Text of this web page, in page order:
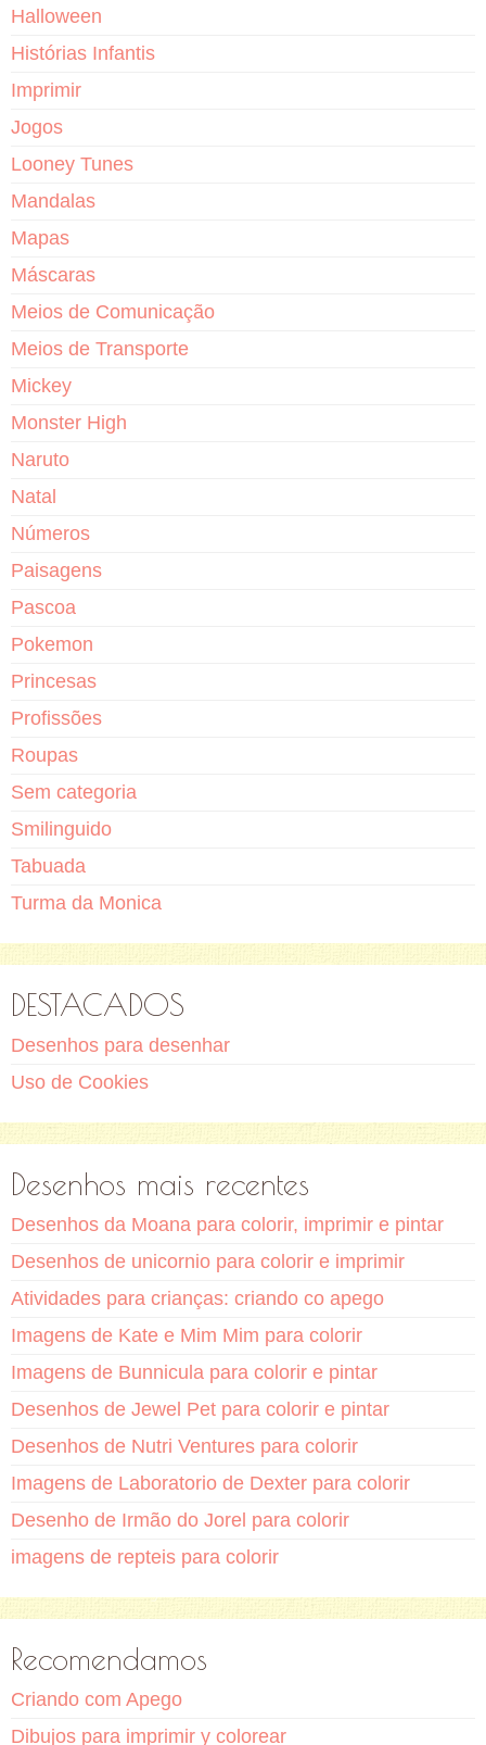
Halloween
Histórias Infantis
Imprimir
Jogos
Looney Tunes
Mandalas
Mapas
Máscaras
Meios de Comunicação
Meios de Transporte
Mickey
Monster High
Naruto
Natal
Números
Paisagens
Pascoa
Pokemon
Princesas
Profissões
Roupas
Sem categoria
Smilinguido
Tabuada
Turma da Monica
DESTACADOS
Desenhos para desenhar
Uso de Cookies
Desenhos mais recentes
Desenhos da Moana para colorir, imprimir e pintar
Desenhos de unicornio para colorir e imprimir
Atividades para crianças: criando co apego
Imagens de Kate e Mim Mim para colorir
Imagens de Bunnicula para colorir e pintar
Desenhos de Jewel Pet para colorir e pintar
Desenhos de Nutri Ventures para colorir
Imagens de Laboratorio de Dexter para colorir
Desenho de Irmão do Jorel para colorir
imagens de repteis para colorir
Recomendamos
Criando com Apego
Dibujos para imprimir y colorear